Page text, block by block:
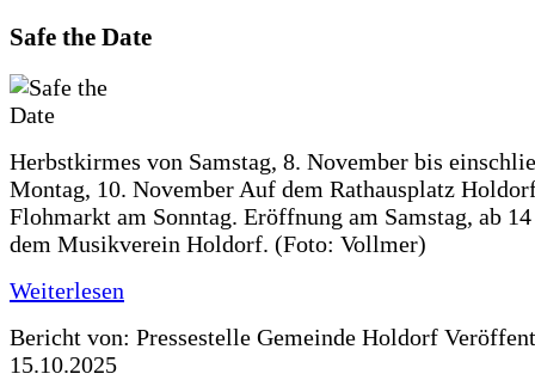
Safe the Date
Herbstkirmes von Samstag, 8. November bis
Montag, 10. November Auf dem Rathausplatz
Flohmarkt am Sonntag. Eröffnung am Samstag, ab
dem Musikverein Holdorf. (Foto: Vollmer)
Weiterlesen
Bericht von: Pressestelle Gemeinde Holdorf
15.10.2025